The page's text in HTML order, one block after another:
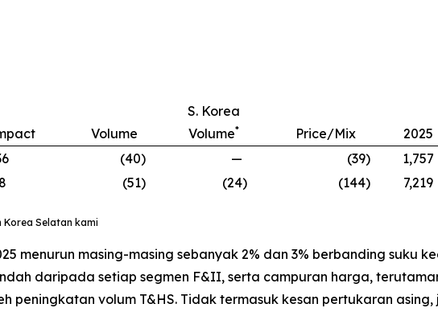
Volume
S. Korea
Volume* Price/Mix 2025
(40) — (39) 1,757
8 (51) (24) (144) 7,219
Selatan kami
menurun masing-masing sebanyak 2% dan 3% berbanding suku
daripada setiap segmen F&II, serta campuran harga,
peningkatan volum T&HS. Tidak termasuk kesan pertukaran